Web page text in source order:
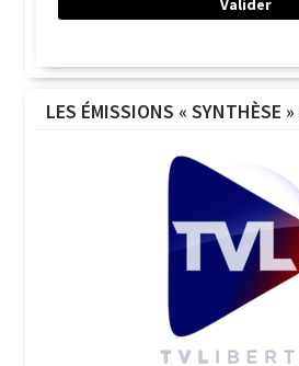
LES ÉMISSIONS « SYNTHÈSE